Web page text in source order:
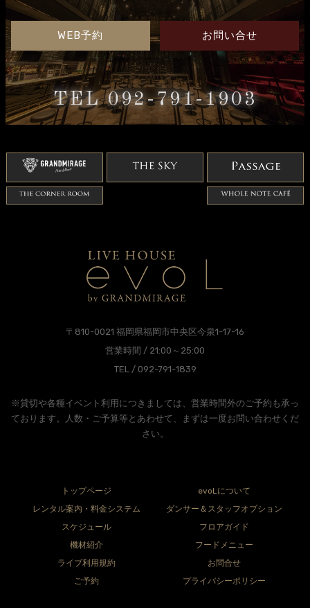
WEB予約 お問い合せ
TEL 092-791-1903
〒810-0021 福岡県福岡市中央区今泉1-17-16
営業時間 / 21:00～25:00
TEL / 092-791-1839
※貸切や各種イベント利用につきましては、営業時間外のご予約も承っ
ております。人数・ご予算等とあわせて、まずは一度お問い合わせくだ
さい。
トップページ
evoLについて
レンタル案内・料金システム
ダンサー＆スタッフオプション
スケジュール
フロアガイド
機材紹介
フードメニュー
ライブ利用規約
お問合せ
ご予約
プライバシーポリシー